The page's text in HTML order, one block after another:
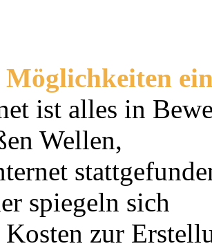
ist alles in
Wellen,
spiegeln sich
zur